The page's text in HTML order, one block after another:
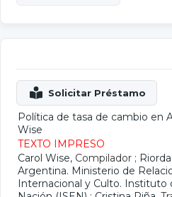
Política de tasa de cambio en
Wise
TEXTO IMPRESO
Carol Wise, Compilador ;
Argentina. Ministerio de
Internacional y Culto. Instituto